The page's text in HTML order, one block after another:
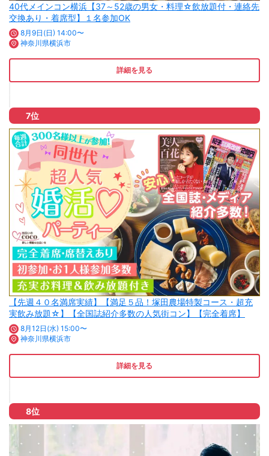
40代メインコン横浜【37～52歳の男女・料理☆飲放題付・連絡先
交換あり・着席型】１名参加OK
8月9日(日) 14:00〜
神奈川県横浜市
詳細を見る
7位
【先週４０名満席実績】【満足５品！塚田農場特製コース・超充
実飲み放題☆】【全国誌紹介多数の人気街コン】【完全着席】
8月12日(水) 15:00〜
神奈川県横浜市
詳細を見る
8位